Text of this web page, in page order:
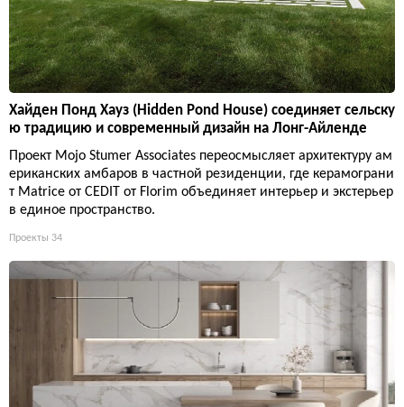
Хайден Понд Хауз (Hidden Pond House) соединяет сельску
ю традицию и современный дизайн на Лонг-Айленде
Проект Mojo Stumer Associates переосмысляет архитектуру ам
ериканских амбаров в частной резиденции, где керамограни
т Matrice от CEDIT от Florim объединяет интерьер и экстерьер
в единое пространство.
Проекты 34